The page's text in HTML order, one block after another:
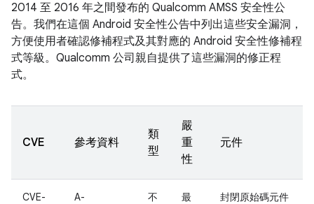
2014 至 2016 年之間發布的 Qualcomm AMSS 安全性公
告。我們在這個 Android 安全性公告中列出這些安全漏洞，
方便使用者確認修補程式及其對應的 Android 安全性修補程
式等級。Qualcomm 公司親自提供了這些漏洞的修正程
式。
CVE 參考資料
類
型
嚴
重
性
元件
CVE-
A-
不
最
封閉原始碼元件